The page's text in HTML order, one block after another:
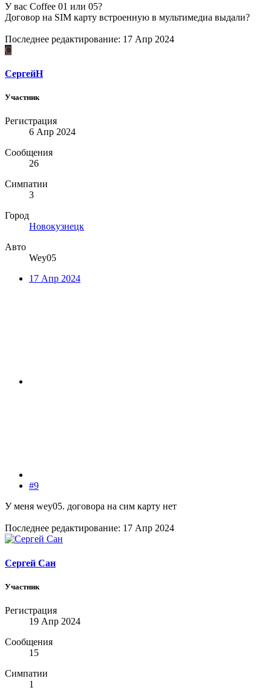
У вас Coffee 01 или 05?
Договор на SIM карту встроенную в мультимедиа выдали?
Последнее редактирование: 17 Апр 2024
С
СергейН
Участник
Регистрация
6 Апр 2024
Сообщения
26
Симпатии
3
Город
Новокузнецк
Авто
Wey05
17 Апр 2024
#9
У меня wey05. договора на сим карту нет
Последнее редактирование: 17 Апр 2024
Сергей Сан
Участник
Регистрация
19 Апр 2024
Сообщения
15
Симпатии
1